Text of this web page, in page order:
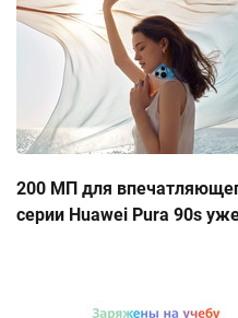
200 МП для
серии Huawei Pura 90s